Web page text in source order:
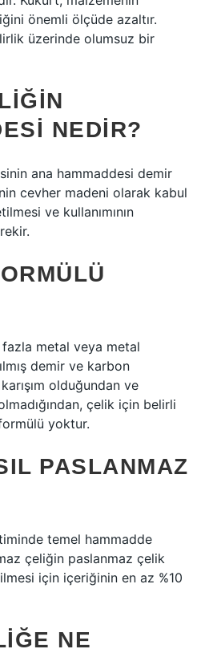
önemli ölçüde azaltır.
üzerinde olumsuz bir
NEDIR?
ana hammaddesi demir
cevher madeni olarak kabul
ve kullanımının
metal veya metal
demir ve karbon
karışım olduğundan ve
çelik için belirli
yoktur.
PASLANMAZ
temel hammadde
çeliğin paslanmaz çelik
için içeriğinin en az %10
NE